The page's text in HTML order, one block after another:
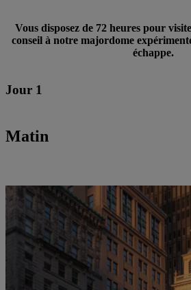
Vous disposez de 72 heures pour
conseil à notre majordome
échappe.
Jour 1
Matin